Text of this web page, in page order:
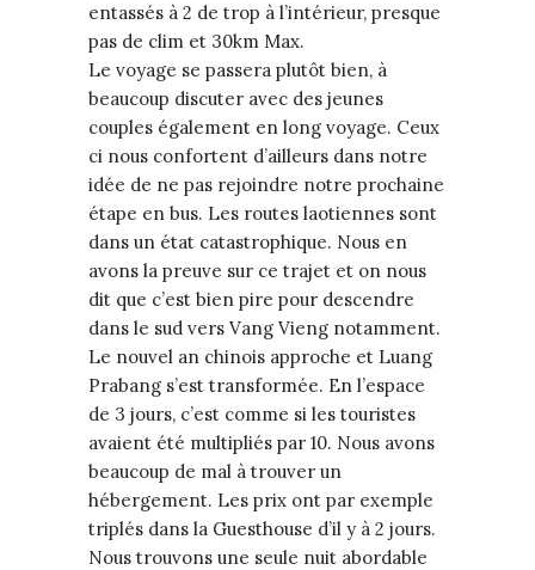
entassés à 2 de trop à l’intérieur, presque
pas de clim et 30km Max.
Le voyage se passera plutôt bien, à
beaucoup discuter avec des jeunes
couples également en long voyage. Ceux
ci nous confortent d’ailleurs dans notre
idée de ne pas rejoindre notre prochaine
étape en bus. Les routes laotiennes sont
dans un état catastrophique. Nous en
avons la preuve sur ce trajet et on nous
dit que c’est bien pire pour descendre
dans le sud vers Vang Vieng notamment.
Le nouvel an chinois approche et Luang
Prabang s’est transformée. En l’espace
de 3 jours, c’est comme si les touristes
avaient été multipliés par 10. Nous avons
beaucoup de mal à trouver un
hébergement. Les prix ont par exemple
triplés dans la Guesthouse d’il y à 2 jours.
Nous trouvons une seule nuit abordable